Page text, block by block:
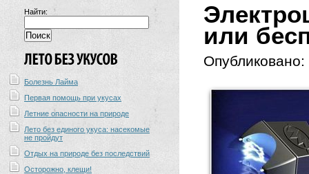
Найти:
Болезнь Лайма
Первая помощь при укусах
Летние опасности на природе
Лето без единого укуса: насекомые
не пройдут
Отдых на природе без последствий
Осторожно, клещи!
или
Опубликовано: